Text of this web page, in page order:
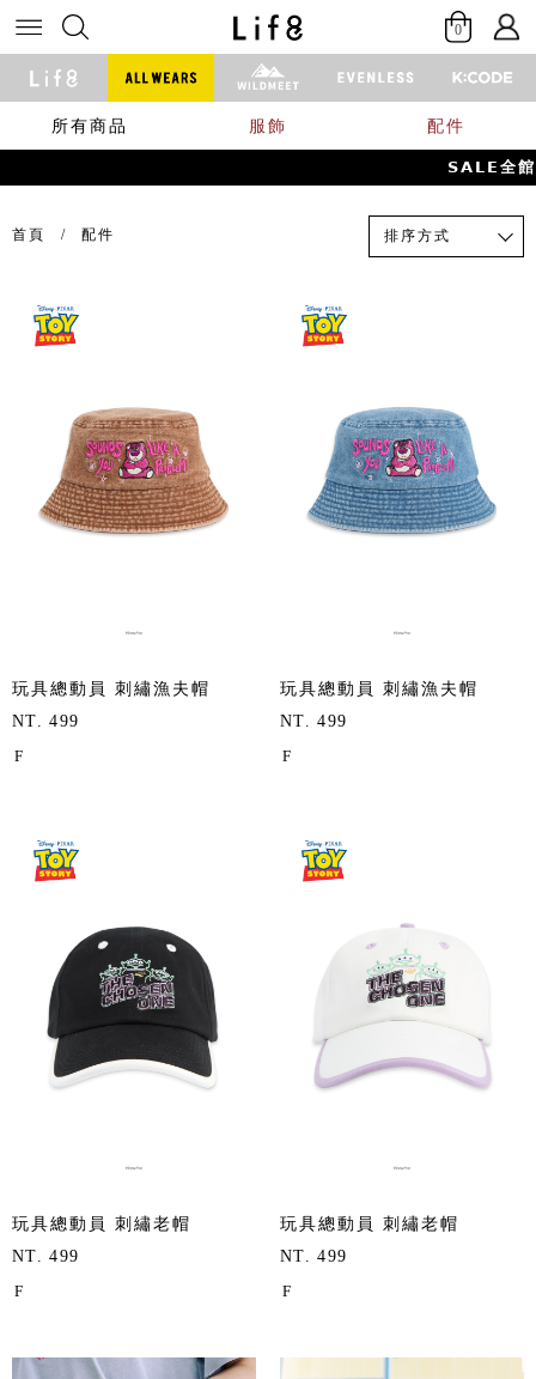
0
所有商品 服飾 配件
𝗦𝗔𝗟𝗘全館
首頁 配件 排序方式
玩具總動員 刺繡漁夫帽
NT. 499
F
玩具總動員 刺繡漁夫帽
NT. 499
F
玩具總動員 刺繡老帽
NT. 499
F
玩具總動員 刺繡老帽
NT. 499
F